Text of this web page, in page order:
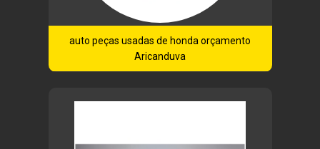
auto peças usadas de honda orçamento
Aricanduva